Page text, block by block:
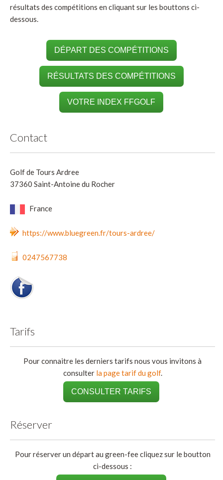
résultats des compétitions en cliquant sur les bouttons ci-
dessous.
DÉPART DES COMPÉTITIONS
RÉSULTATS DES COMPÉTITIONS
VOTRE INDEX FFGOLF
Contact
Golf de Tours Ardree
37360 Saint-Antoine du Rocher
France
https://www.bluegreen.fr/tours-ardree/
0247567738
Tarifs
Pour connaitre les derniers tarifs nous vous invitons à
consulter la page tarif du golf.
CONSULTER TARIFS
Réserver
Pour réserver un départ au green-fee cliquez sur le boutton
ci-dessous :